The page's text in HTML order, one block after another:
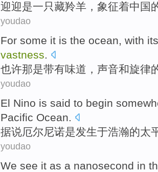
迎迎是一只藏羚羊 ，象征着中国
youdao
For some it is the ocean, with
vastness.
也许那是带有味道， 声音和旋律
youdao
El Nino is said to begin
Pacific Ocean.
据说厄尔尼诺是发生于浩瀚的太
youdao
We see it as a nanosecond in